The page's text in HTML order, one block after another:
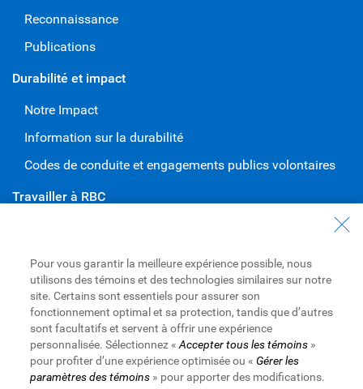
Reconnaissance
Publications
Durabilité et impact
Notre Impact
Information sur la durabilité
Codes de conduite et engagements publics volontaires
Travailler à RBC
Diversité et inclusion à RBC
Devenir un fournisseur
Site Web de la Banque Royale du Canada,©1995-2026
Conditions d’utilisation Conditions d’utilisation Accessibilité
Accessibilité
Protection des renseignements et Sécurité
Pour vous garantir la meilleure expérience possible, nous
utilisons des témoins et des technologies similaires sur notre
site. Certains sont essentiels pour assurer son
fonctionnement optimal et sa protection, tandis que d’autres
sont facultatifs et servent à offrir une expérience
personnalisée. Sélectionnez « Accepter tous les témoins»
pour profiter d’une expérience optimisée ou « Gérer les
paramètres des témoins» pour apporter des modifications.